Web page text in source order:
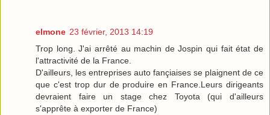
elmone 23 février, 2013 14:19
Trop long. J'ai arrêté au machin de Jospin qui fait état de
l'attractivité de la France.
D'ailleurs, les entreprises auto fançiaises se plaignent de ce
que c'est trop dur de produire en France.Leurs dirigeants
devraient faire un stage chez Toyota (qui d'ailleurs
s'apprête à exporter de France)